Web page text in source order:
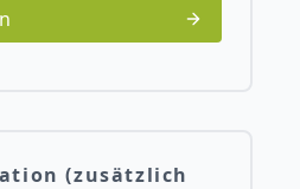
(zusätzlich